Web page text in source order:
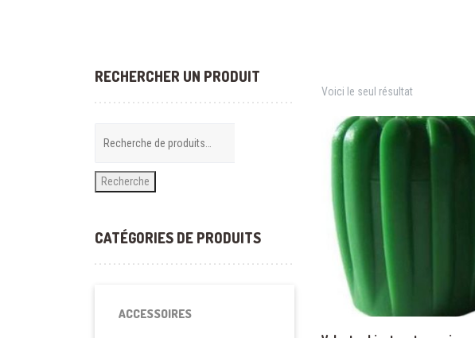
Voici le seul résultat
RECHERCHER UN PRODUIT
Recherche
CATÉGORIES DE PRODUITS
ACCESSOIRES